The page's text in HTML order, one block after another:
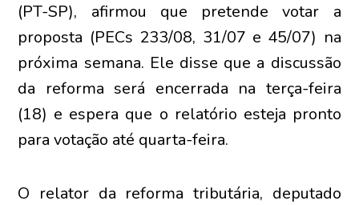
(PT-SP), afirmou que pretende votar a
proposta (PECs 233/08, 31/07 e 45/07) na
próxima semana. Ele disse que a discussão
da reforma será encerrada na terça-feira
(18) e espera que o relatório esteja pronto
para votação até quarta-feira.
O relator da reforma tributária, deputado